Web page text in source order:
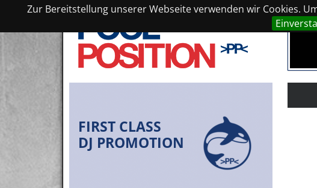
Zur Bereitstellung unserer Webseite verwenden wir Cookies.
FIRST CLASS
DJ PROMOTION